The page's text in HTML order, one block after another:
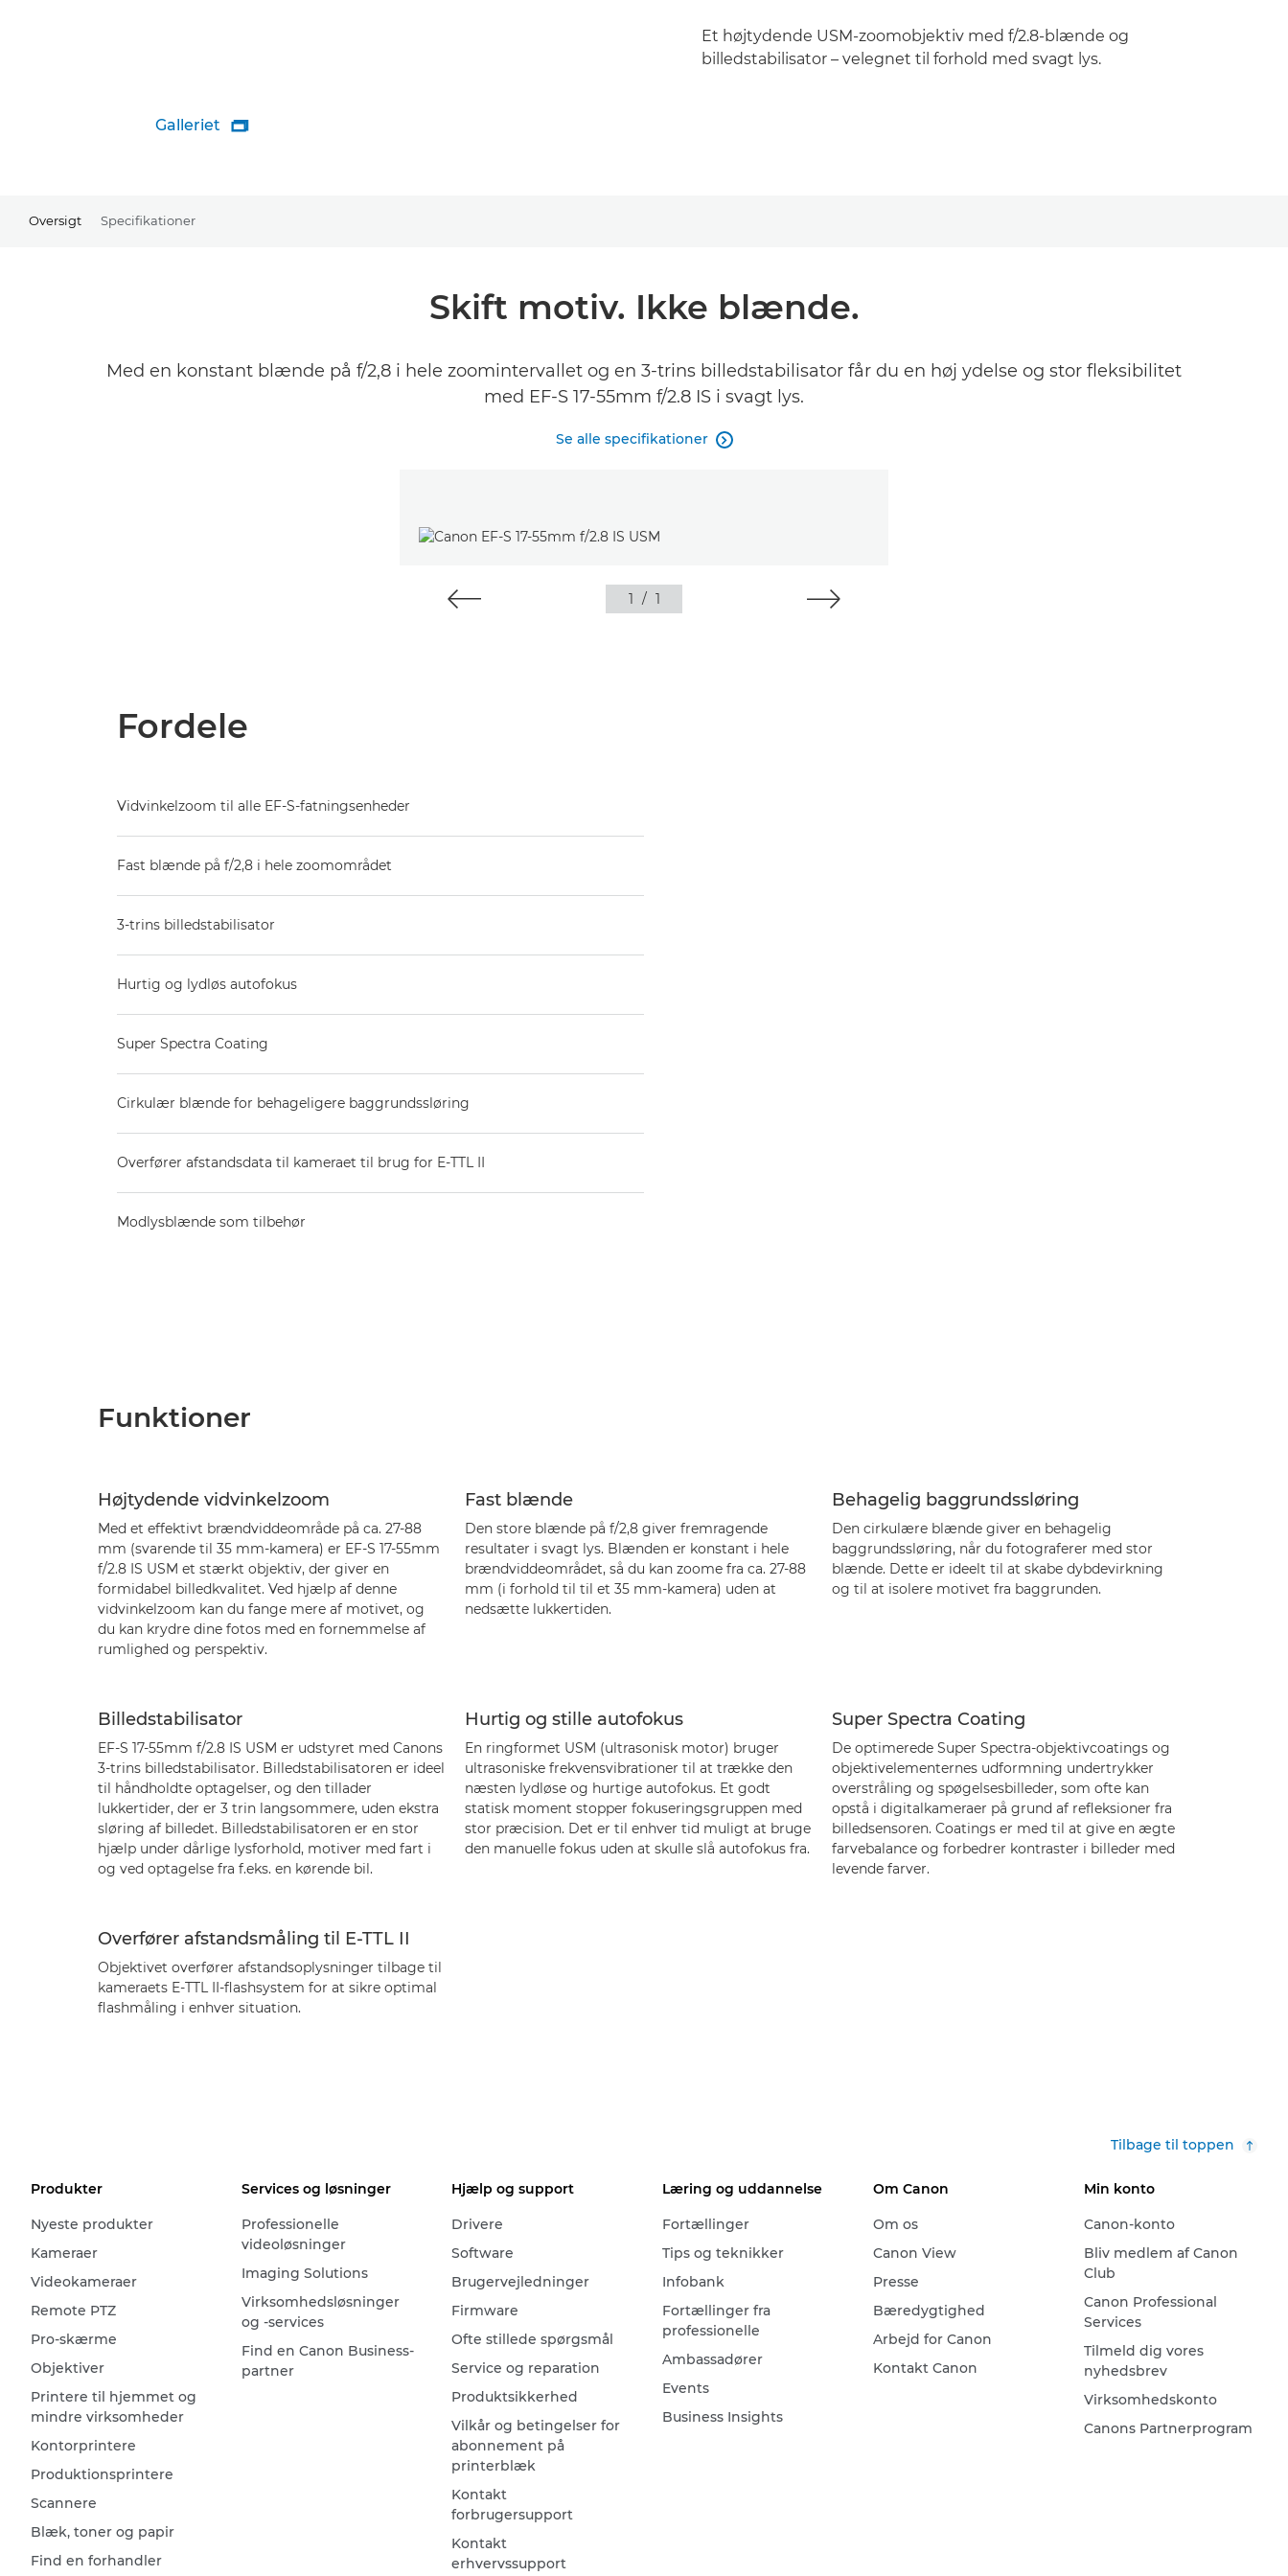
Galleriet 
Et højtydende USM-zoomobjektiv med f/2.8-blænde og
billedstabilisator – velegnet til forhold med svagt lys.
Oversigt Specifikationer
Skift motiv. Ikke blænde.
Med en konstant blænde på f/2,8 i hele zoomintervallet og en 3-trins billedstabilisator får du en høj ydelse og stor fleksibilitet
med EF-S 17-55mm f/2.8 IS i svagt lys.
Se alle specifikationer 
1 / 1
Fordele
Vidvinkelzoom til alle EF-S-fatningsenheder
Fast blænde på f/2,8 i hele zoomområdet
3-trins billedstabilisator
Hurtig og lydløs autofokus
Super Spectra Coating
Cirkulær blænde for behageligere baggrundssløring
Overfører afstandsdata til kameraet til brug for E-TTL II
Modlysblænde som tilbehør
Funktioner
Højtydende vidvinkelzoom
Med et effektivt brændviddeområde på ca. 27-88
mm (svarende til 35 mm-kamera) er EF-S 17-55mm
f/2.8 IS USM et stærkt objektiv, der giver en
formidabel billedkvalitet. Ved hjælp af denne
vidvinkelzoom kan du fange mere af motivet, og
du kan krydre dine fotos med en fornemmelse af
rumlighed og perspektiv.
Fast blænde
Den store blænde på f/2,8 giver fremragende
resultater i svagt lys. Blænden er konstant i hele
brændviddeområdet, så du kan zoome fra ca. 27-88
mm (i forhold til til et 35 mm-kamera) uden at
nedsætte lukkertiden.
Behagelig baggrundssløring
Den cirkulære blænde giver en behagelig
baggrundssløring, når du fotograferer med stor
blænde. Dette er ideelt til at skabe dybdevirkning
og til at isolere motivet fra baggrunden.
Billedstabilisator
EF-S 17-55mm f/2.8 IS USM er udstyret med Canons
3-trins billedstabilisator. Billedstabilisatoren er ideel
til håndholdte optagelser, og den tillader
lukkertider, der er 3 trin langsommere, uden ekstra
sløring af billedet. Billedstabilisatoren er en stor
hjælp under dårlige lysforhold, motiver med fart i
og ved optagelse fra f.eks. en kørende bil.
Hurtig og stille autofokus
En ringformet USM (ultrasonisk motor) bruger
ultrasoniske frekvensvibrationer til at trække den
næsten lydløse og hurtige autofokus. Et godt
statisk moment stopper fokuseringsgruppen med
stor præcision. Det er til enhver tid muligt at bruge
den manuelle fokus uden at skulle slå autofokus fra.
Super Spectra Coating
De optimerede Super Spectra-objektivcoatings og
objektivelementernes udformning undertrykker
overstråling og spøgelsesbilleder, som ofte kan
opstå i digitalkameraer på grund af refleksioner fra
billedsensoren. Coatings er med til at give en ægte
farvebalance og forbedrer kontraster i billeder med
levende farver.
Overfører afstandsmåling til E-TTL II
Objektivet overfører afstandsoplysninger tilbage til
kameraets E-TTL II-flashsystem for at sikre optimal
flashmåling i enhver situation.
Tilbage til toppen
Produkter
Nyeste produkter
Kameraer
Videokameraer
Remote PTZ
Pro-skærme
Objektiver
Printere til hjemmet og
mindre virksomheder
Kontorprintere
Produktionsprintere
Scannere
Blæk, toner og papir
Find en forhandler
Services og løsninger
Professionelle
videoløsninger
Imaging Solutions
Virksomhedsløsninger
og -services
Find en Canon Business-
partner
Hjælp og support
Drivere
Software
Brugervejledninger
Firmware
Ofte stillede spørgsmål
Service og reparation
Produktsikkerhed
Vilkår og betingelser for
abonnement på
printerblæk
Kontakt
forbrugersupport
Kontakt
erhvervssupport
Læring og uddannelse
Fortællinger
Tips og teknikker
Infobank
Fortællinger fra
professionelle
Ambassadører
Events
Business Insights
Om Canon
Om os
Canon View
Presse
Bæredygtighed
Arbejd for Canon
Kontakt Canon
Min konto
Canon-konto
Bliv medlem af Canon
Club
Canon Professional
Services
Tilmeld dig vores
nyhedsbrev
Virksomhedskonto
Canons Partnerprogram